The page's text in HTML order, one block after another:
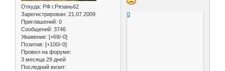
Откуда: РФ г.Рязань62
Зарегистрирован: 21.07.2009
Приглашений: 0
Сообщений: 3746
Уважение: [+69/-0]
Позитив: [+100/-0]
Провел на форуме:
3 месяца 29 дней
Последний визит:
0